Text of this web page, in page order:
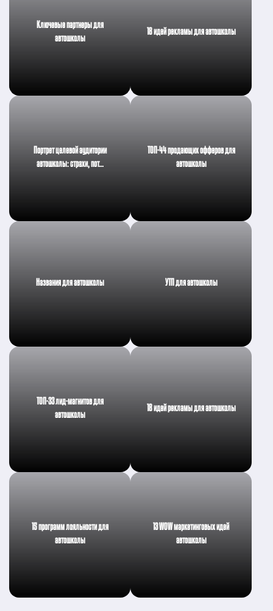
Ключевые партнеры для
автошколы
18 идей рекламы для автошколы
Портрет целевой аудитории
автошколы: страхи, пот…
ТОП-44 продающих офферов для
автошколы
Названия для автошколы УТП для автошколы
ТОП-33 лид-магнитов для
автошколы
18 идей рекламы для автошколы
15 программ лояльности для
автошколы
13 WOW маркетинговых идей
автошколы